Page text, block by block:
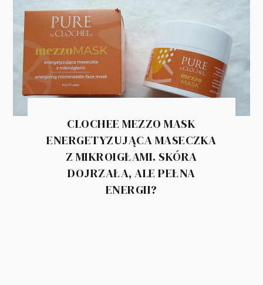
CLOCHEE MEZZO MASK
ENERGETYZUJĄCA MASECZKA
Z MIKROIGŁAMI. SKÓRA
DOJRZAŁA, ALE PEŁNA
ENERGII?